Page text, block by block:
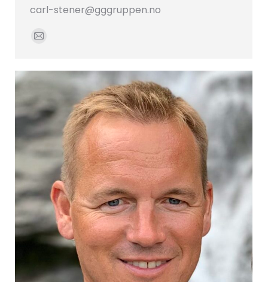
carl-stener@gggruppen.no
E-